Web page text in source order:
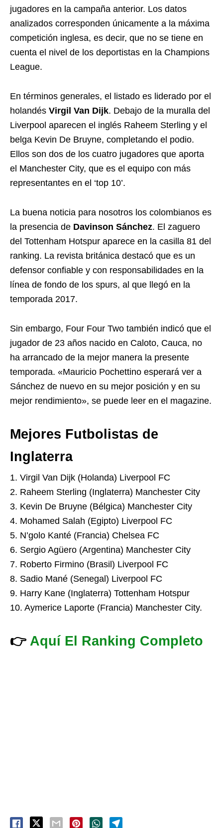
jugadores en la campaña anterior. Los datos
analizados corresponden únicamente a la máxima
competición inglesa, es decir, que no se tiene en
cuenta el nivel de los deportistas en la Champions
League.
En términos generales, el listado es liderado por el
holandés Virgil Van Dijk. Debajo de la muralla del
Liverpool aparecen el inglés Raheem Sterling y el
belga Kevin De Bruyne, completando el podio.
Ellos son dos de los cuatro jugadores que aporta
el Manchester City, que es el equipo con más
representantes en el ‘top 10’.
La buena noticia para nosotros los colombianos es
la presencia de Davinson Sánchez. El zaguero
del Tottenham Hotspur aparece en la casilla 81 del
ranking. La revista británica destacó que es un
defensor confiable y con responsabilidades en la
línea de fondo de los spurs, al que llegó en la
temporada 2017.
Sin embargo, Four Four Two también indicó que el
jugador de 23 años nacido en Caloto, Cauca, no
ha arrancado de la mejor manera la presente
temporada. «​​Mauricio Pochettino esperará ver a
Sánchez de nuevo en su mejor posición y en su
mejor rendimiento», se puede leer en el magazine.
Mejores Futbolistas de
Inglaterra
1. Virgil Van Dijk (Holanda) Liverpool FC
2. Raheem Sterling (Inglaterra) Manchester City
3. Kevin De Bruyne (Bélgica) Manchester City
4. Mohamed Salah (Egipto) Liverpool FC
5. N’golo Kanté (Francia) Chelsea FC
6. Sergio Agüero (Argentina) Manchester City
7. Roberto Firmino (Brasil) Liverpool FC
8. Sadio Mané (Senegal) Liverpool FC
9. Harry Kane (Inglaterra) Tottenham Hotspur
10. Aymerice Laporte (Francia) Manchester City.
👉 Aquí El Ranking Completo